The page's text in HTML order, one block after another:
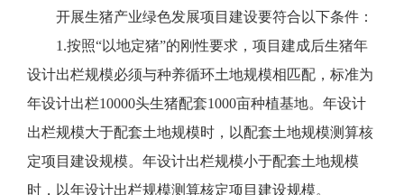
开展生猪产业绿色发展项目建设要符合以下条件：
1.按照“以地定猪”的刚性要求，项目建成后生猪年
设计出栏规模必须与种养循环土地规模相匹配，标准为
年设计出栏10000头生猪配套1000亩种植基地。年设计
出栏规模大于配套土地规模时，以配套土地规模测算核
定项目建设规模。年设计出栏规模小于配套土地规模
时，以年设计出栏规模测算核定项目建设规模。